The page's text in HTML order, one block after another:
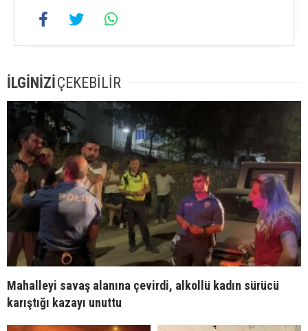
İLGİNİZİÇEKEBİLİR
Mahalleyi savaş alanına çevirdi, alkollü kadın sürücü
karıştığı kazayı unuttu